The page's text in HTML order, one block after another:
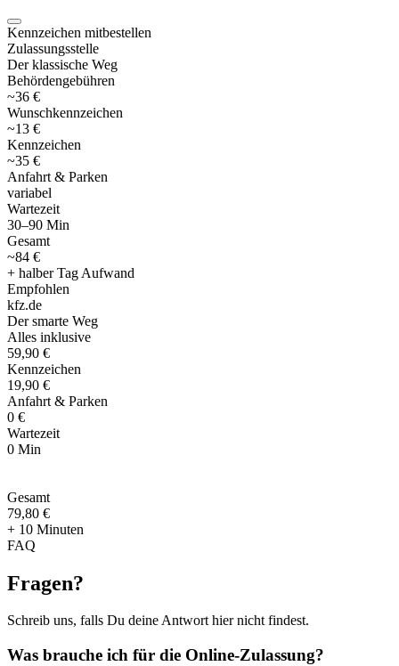
Kennzeichen mitbestellen
Zulassungsstelle
Der klassische Weg
Behördengebühren
~36 €
Wunschkennzeichen
~13 €
Kennzeichen
~35 €
Anfahrt & Parken
variabel
Wartezeit
30–90 Min
Gesamt
~84 €
+ halber Tag Aufwand
Empfohlen
kfz.de
Der smarte Weg
Alles inklusive
59,90 €
Kennzeichen
19,90 €
Anfahrt & Parken
0 €
Wartezeit
0 Min
Gesamt
79,80 €
+ 10 Minuten
FAQ
Fragen?
Schreib uns, falls Du deine Antwort hier nicht findest.
Was brauche ich für die Online-Zulassung?